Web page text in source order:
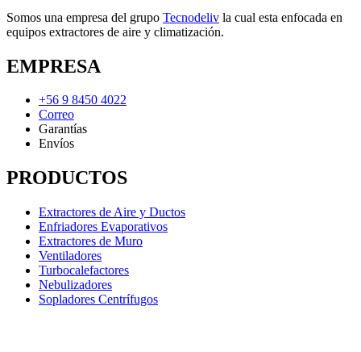
Somos una empresa del grupo Tecnodeliv la cual esta enfocada en
equipos extractores de aire y climatización.
EMPRESA
+56 9 8450 4022
Correo
Garantías
Envíos
PRODUCTOS
Extractores de Aire y Ductos
Enfriadores Evaporativos
Extractores de Muro
Ventiladores
Turbocalefactores
Nebulizadores
Sopladores Centrífugos